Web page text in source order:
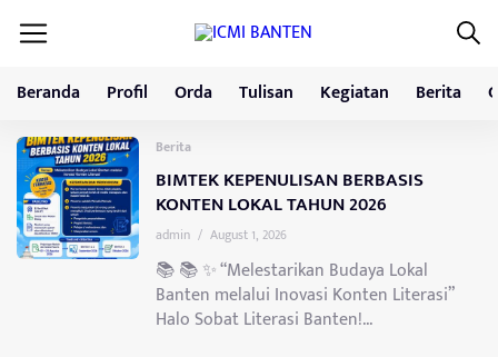
Beranda Profil Orda Tulisan Kegiatan Berita
Berita
BIMTEK KEPENULISAN BERBASIS
KONTEN LOKAL TAHUN 2026
admin / August 1, 2026
📚 📚 ✨ “Melestarikan Budaya Lokal
Banten melalui Inovasi Konten Literasi”
Halo Sobat Literasi Banten!...